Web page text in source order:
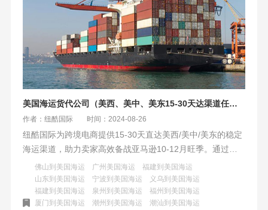
美国海运货代公司（美西、美中、美东15-30天达渠道任选）
作者：纽酷国际 时间：2024-08-26
纽酷国际为跨境电商提供15-30天直达美西/美中/美东的稳定
海运渠道，助力卖家高效备战亚马逊10-12月旺季。通过多
样化时效选择、高效物流系统、专业团队支持和透明化报
价，确保货物准时抵达，优化库存管理，助力卖家抓住销售
机遇。
佛山到美国海运 广州美国海运
福建到美国海运
山东到美国海运
宁波到美国海运
义乌到美国海运
福建到美国海运
泉州到美国海运
福州到美国海运
厦门到美国海运
潮州到美国海运
潮汕到美国海运